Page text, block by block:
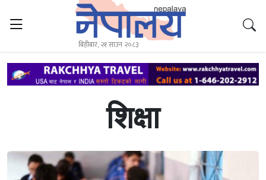
बिहीबार, २१ साउन २०८३
शिक्षा